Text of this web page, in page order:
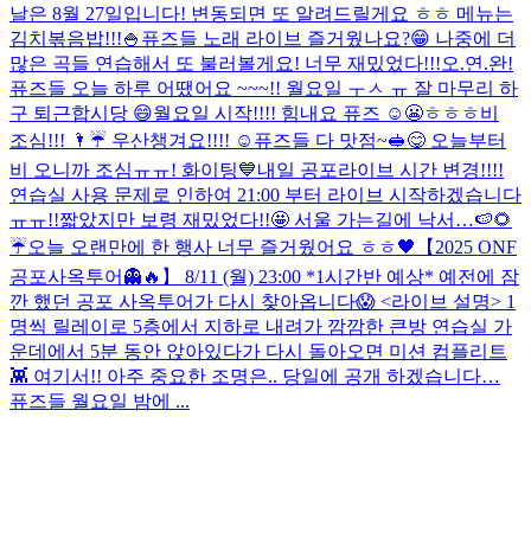
날은 8월 27일입니다! 변동되면 또 알려드릴게요 ㅎㅎ 메뉴는
김치볶음밥!!!🍚 퓨즈들 노래 라이브 즐거웠나요?😁 나중에 더
많은 곡들 연습해서 또 불러볼게요! 너무 재밌었다!!!오.연.완!
퓨즈들 오늘 하루 어땠어요 ~~~!! 월요일 ㅜㅅ ㅠ 잘 마무리 하
구 퇴근합시당 😄월요일 시작!!!! 힘내요 퓨즈 ☺️😬ㅎㅎㅎ비
조심!!! 🌂☔️ 우산챙겨요!!!! ☺️ 퓨즈들 다 맛점~🥪😋 오늘부터
비 오니까 조심ㅠㅠ! 화이팅💙내일 공포라이브 시간 변경!!!!
연습실 사용 문제로 인하여 21:00 부터 라이브 시작하겠습니다
ㅠㅠ!!짧았지만 보령 재밌었다!!🤩 서울 가는길에 낙서…🍉🌻
☔️오늘 오랜만에 한 행사 너무 즐거웠어요 ㅎㅎ🖤
【2025 ONF
공포사옥투어👻🔥】 8/11 (월) 23:00 *1시간반 예상* 예전에 잠
깐 했던 공포 사옥투어가 다시 찾아옵니다😱 <라이브 설명> 1
명씩 릴레이로 5층에서 지하로 내려가 깜깜한 큰방 연습실 가
운데에서 5분 동안 앉아있다가 다시 돌아오면 미션 컴플리트
👾 여기서!! 아주 중요한 조명은.. 당일에 공개 하겠습니다…
퓨즈들 월요일 밤에 ...